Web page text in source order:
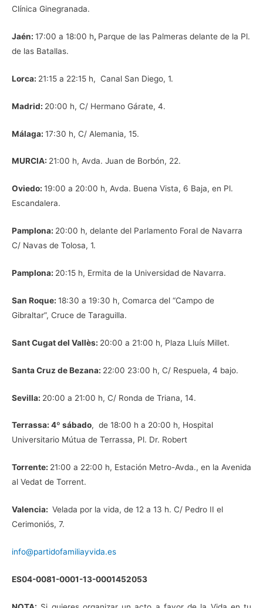
Clínica Ginegranada.
Jaén: 17:00 a 18:00 h, Parque de las Palmeras delante de la Pl.
de las Batallas.
Lorca: 21:15 a 22:15 h, Canal San Diego, 1.
Madrid: 20:00 h, C/ Hermano Gárate, 4.
Málaga: 17:30 h, C/ Alemania, 15.
MURCIA: 21:00 h, Avda. Juan de Borbón, 22.
Oviedo: 19:00 a 20:00 h, Avda. Buena Vista, 6 Baja, en Pl.
Escandalera.
Pamplona: 20:00 h, delante del Parlamento Foral de Navarra
C/ Navas de Tolosa, 1.
Pamplona: 20:15 h, Ermita de la Universidad de Navarra.
San Roque: 18:30 a 19:30 h, Comarca del “Campo de
Gibraltar”, Cruce de Taraguilla.
Sant Cugat del Vallès: 20:00 a 21:00 h, Plaza Lluís Millet.
Santa Cruz de Bezana: 22:00 23:00 h, C/ Respuela, 4 bajo.
Sevilla: 20:00 a 21:00 h, C/ Ronda de Triana, 14.
Terrassa: 4º sábado, de 18:00 h a 20:00 h, Hospital
Universitario Mútua de Terrassa, Pl. Dr. Robert
Torrente: 21:00 a 22:00 h, Estación Metro-Avda., en la Avenida
al Vedat de Torrent.
Valencia: Velada por la vida, de 12 a 13 h. C/ Pedro II el
Cerimoniós, 7.
info@partidofamiliayvida.es
ES04-0081-0001-13-0001452053